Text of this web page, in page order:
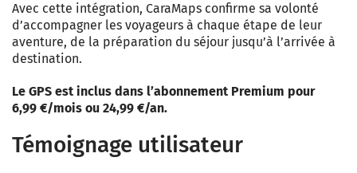
Avec cette intégration, CaraMaps confirme sa volonté
d’accompagner les voyageurs à chaque étape de leur
aventure, de la préparation du séjour jusqu’à l’arrivée à
destination.
Le GPS est inclus dans l’abonnement Premium pour
6,99 €/mois ou 24,99 €/an.
Témoignage utilisateur